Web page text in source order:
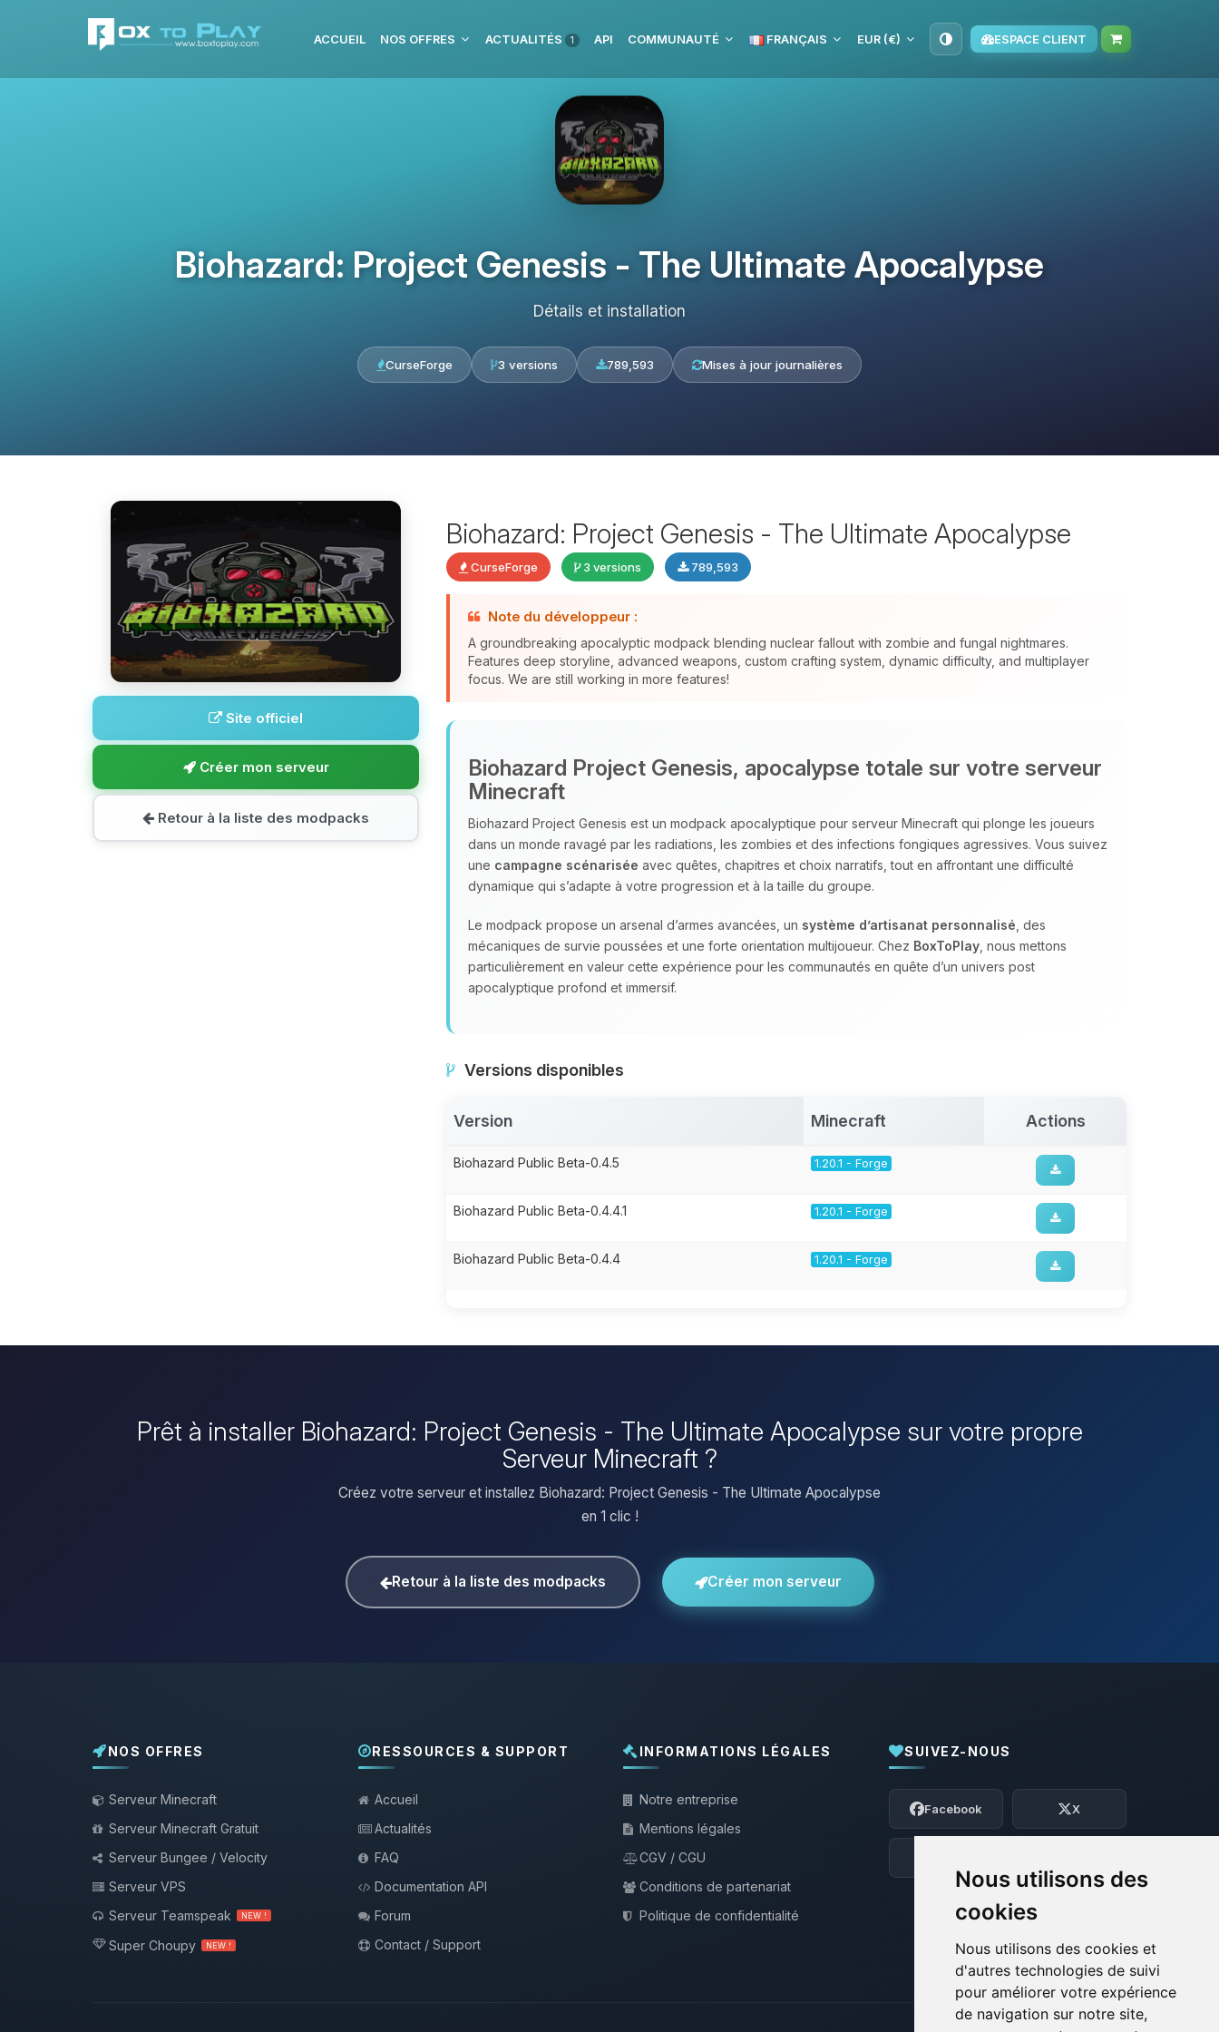
Nous utilisons des
cookies
Nous utilisons des cookies et
d'autres technologies de suivi
pour améliorer votre expérience
de navigation sur notre site,
ACCUEIL NOS OFFRES ACTUALITÉS 1 API COMMUNAUTÉ FRANÇAIS EUR (€) ESPACE CLIENT
Biohazard: Project Genesis - The Ultimate Apocalypse
Détails et installation
CurseForge 3 versions 789,593 Mises à jour journalières
Site officiel
Créer mon serveur
Retour à la liste des modpacks
Biohazard: Project Genesis - The Ultimate Apocalypse
CurseForge 3 versions 789,593
Note du développeur :
A groundbreaking apocalyptic modpack blending nuclear fallout with zombie and fungal nightmares.
Features deep storyline, advanced weapons, custom crafting system, dynamic difficulty, and multiplayer
focus. We are still working in more features!
Biohazard Project Genesis, apocalypse totale sur votre serveur
Minecraft
Biohazard Project Genesis est un modpack apocalyptique pour serveur Minecraft qui plonge les joueurs
dans un monde ravagé par les radiations, les zombies et des infections fongiques agressives. Vous suivez
une campagne scénarisée avec quêtes, chapitres et choix narratifs, tout en affrontant une difficulté
dynamique qui s’adapte à votre progression et à la taille du groupe.
Le modpack propose un arsenal d’armes avancées, un système d’artisanat personnalisé , des
mécaniques de survie poussées et une forte orientation multijoueur. Chez BoxToPlay , nous mettons
particulièrement en valeur cette expérience pour les communautés en quête d’un univers post
apocalyptique profond et immersif.
Versions disponibles
Version Minecraft Actions
Biohazard Public Beta-0.4.5 1.20.1 - Forge
Biohazard Public Beta-0.4.4.1 1.20.1 - Forge
Biohazard Public Beta-0.4.4 1.20.1 - Forge
Prêt à installer Biohazard: Project Genesis - The Ultimate Apocalypse sur votre propre
Serveur Minecraft ?
Créez votre serveur et installez Biohazard: Project Genesis - The Ultimate Apocalypse
en 1 clic !
Retour à la liste des modpacks Créer mon serveur
NOS OFFRES
Serveur Minecraft
Serveur Minecraft Gratuit
Serveur Bungee / Velocity
Serveur VPS
Serveur Teamspeak
NEW !
Super Choupy NEW !
RESSOURCES & SUPPORT
Accueil
Actualités
FAQ
Documentation API
Forum
Contact / Support
INFORMATIONS LÉGALES
Notre entreprise
Mentions légales
CGV / CGU
Conditions de partenariat
Politique de confidentialité
SUIVEZ-NOUS
Facebook X
Youpi, enfin quelqu’un pour me parler !
Moi c’est Choupy, ton petit assistant
BoxToPlay. Dis-moi ce dont tu as besoin
et je vais remuer mes petits circuits
08/08/2026 à 08:55